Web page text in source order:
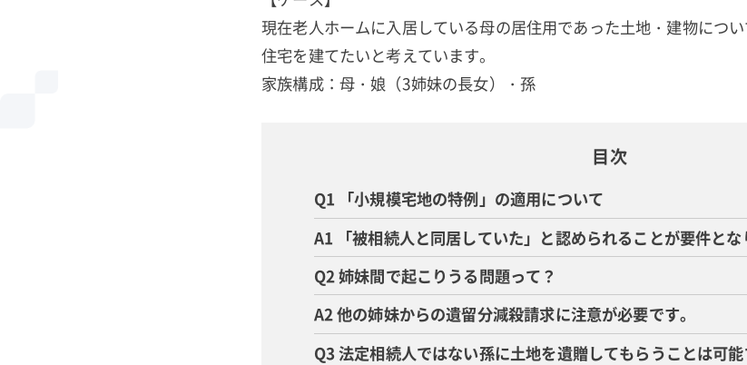
現在老人ホームに入居している母の居住用であった土地・建物につ
住宅を建てたいと考えています。
家族構成：母・娘（3姉妹の長女）・孫
目次
Q1 「小規模宅地の特例」の適用について
A1 「被相続人と同居していた」と認められることが要件とな
Q2 姉妹間で起こりうる問題って？
A2 他の姉妹からの遺留分減殺請求に注意が必要です。
Q3 法定相続人ではない孫に土地を遺贈してもらうことは可能